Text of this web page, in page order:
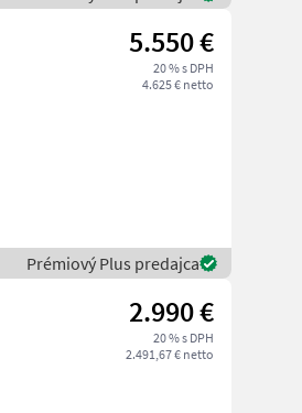
5.550 €
20 % s DPH
4.625 € netto
Prémiový Plus predajca
2.990 €
20 % s DPH
2.491,67 € netto